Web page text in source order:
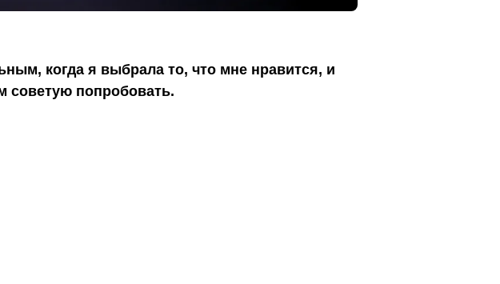
когда я выбрала то, что мне нравится, и
советую попробовать.